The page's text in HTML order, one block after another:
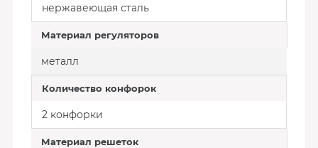
нержавеющая сталь
Материал регуляторов
металл
Количество конфорок
2 конфорки
Материал решеток